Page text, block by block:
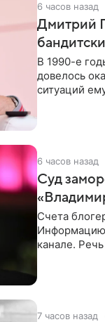
6 часов назад
Дмитрий
В 1990-е
довелось
ситуаций
6 часов назад
Суд
Счета
Информацию
канале.
7 часов назад